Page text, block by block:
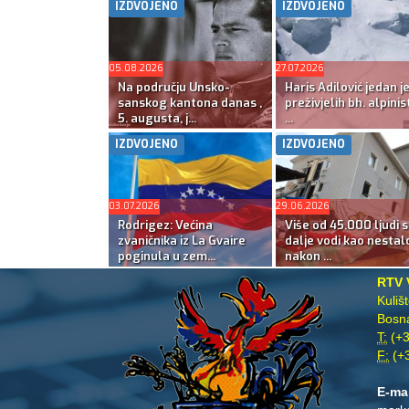
IZDVOJENO
05.08.2026
Na području Unsko-
sanskog kantona danas ,
5. augusta, j...
IZDVOJENO
27.07.2026
Haris Adilović jedan
preživjelih bh.
...
IZDVOJENO
03.07.2026
Rodrigez: Većina
zvaničnika iz La Gvaire
poginula u zem...
IZDVOJENO
29.06.2026
Više od 45.000 ljudi
dalje vodi kao
nakon ...
RTV
T:
F:
E-